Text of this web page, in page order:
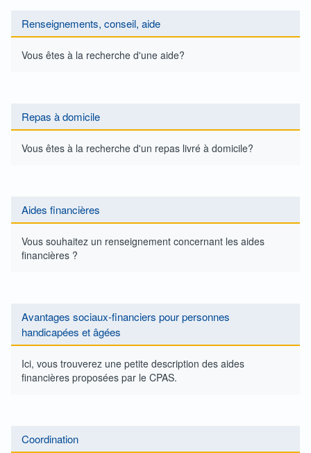
Renseignements, conseil, aide
Vous êtes à la recherche d'une aide?
Repas à domicile
Vous êtes à la recherche d'un repas livré à domicile?
Aides financières
Vous souhaitez un renseignement concernant les aides
financières ?
Avantages sociaux-financiers pour personnes
handicapées et âgées
Ici, vous trouverez une petite description des aides
financières proposées par le CPAS.
Coordination